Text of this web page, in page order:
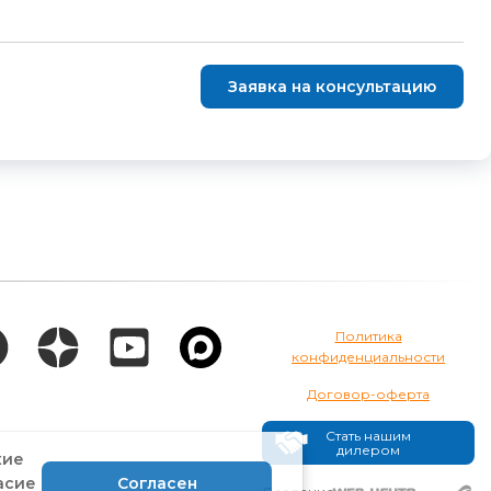
Заявка на консультацию
Политика
конфиденциальности
Договор-оферта
Стать нашим
дилером
Согласен